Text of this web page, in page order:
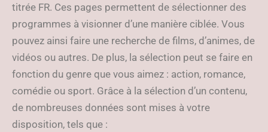
titrée FR. Ces pages permettent de sélectionner des
programmes à visionner d’une manière ciblée. Vous
pouvez ainsi faire une recherche de films, d’animes, de
vidéos ou autres. De plus, la sélection peut se faire en
fonction du genre que vous aimez : action, romance,
comédie ou sport. Grâce à la sélection d’un contenu,
de nombreuses données sont mises à votre
disposition, tels que :